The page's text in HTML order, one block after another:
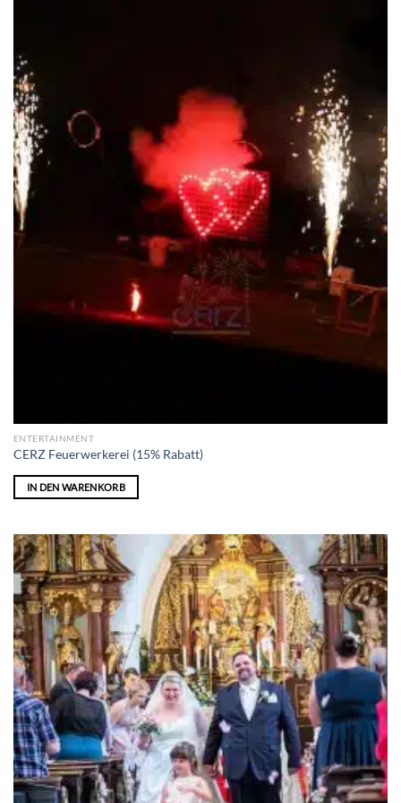
ENTERTAINMENT
CERZ Feuerwerkerei (15% Rabatt)
IN DEN WARENKORB